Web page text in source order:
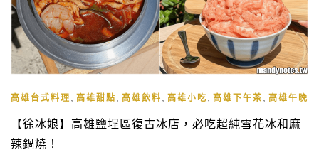
高雄台式料理 , 高雄甜點 , 高雄飲料 , 高雄小吃 , 高雄下午茶 , 高雄午晚餐
【徐冰娘】高雄鹽埕區復古冰店，必吃超純雪花冰和麻
辣鍋燒！